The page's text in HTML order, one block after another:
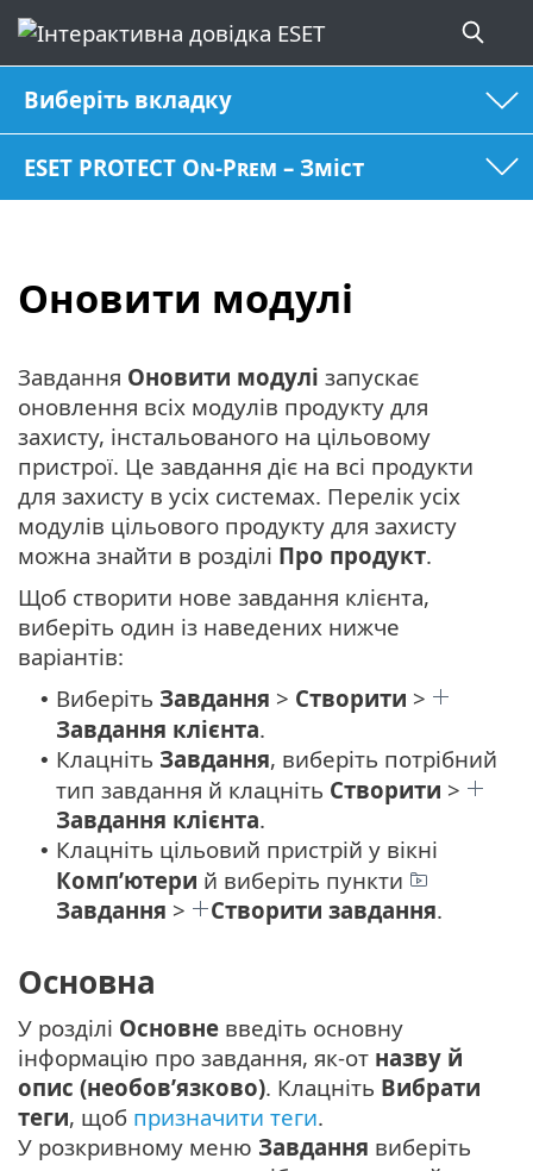
Виберіть вкладку
ESET PROTECT On-Prem – Зміст
Оновити модулі
Завдання Оновити модулі запускає
оновлення всіх модулів продукту для
захисту, інстальованого на цільовому
пристрої. Це завдання діє на всі продукти
для захисту в усіх системах. Перелік усіх
модулів цільового продукту для захисту
можна знайти в розділі Про продукт.
Щоб створити нове завдання клієнта,
виберіть один із наведених нижче
варіантів:
• Виберіть Завдання > Створити >
Завдання клієнта.
• Клацніть Завдання, виберіть потрібний
тип завдання й клацніть Створити >
Завдання клієнта.
• Клацніть цільовий пристрій у вікні
Комп’ютери й виберіть пункти
Завдання > Створити завдання.
Основна
У розділі Основне введіть основну
інформацію про завдання, як-от назву й
опис (необов’язково). Клацніть Вибрати
теги, щоб призначити теги.
У розкривному меню Завдання виберіть